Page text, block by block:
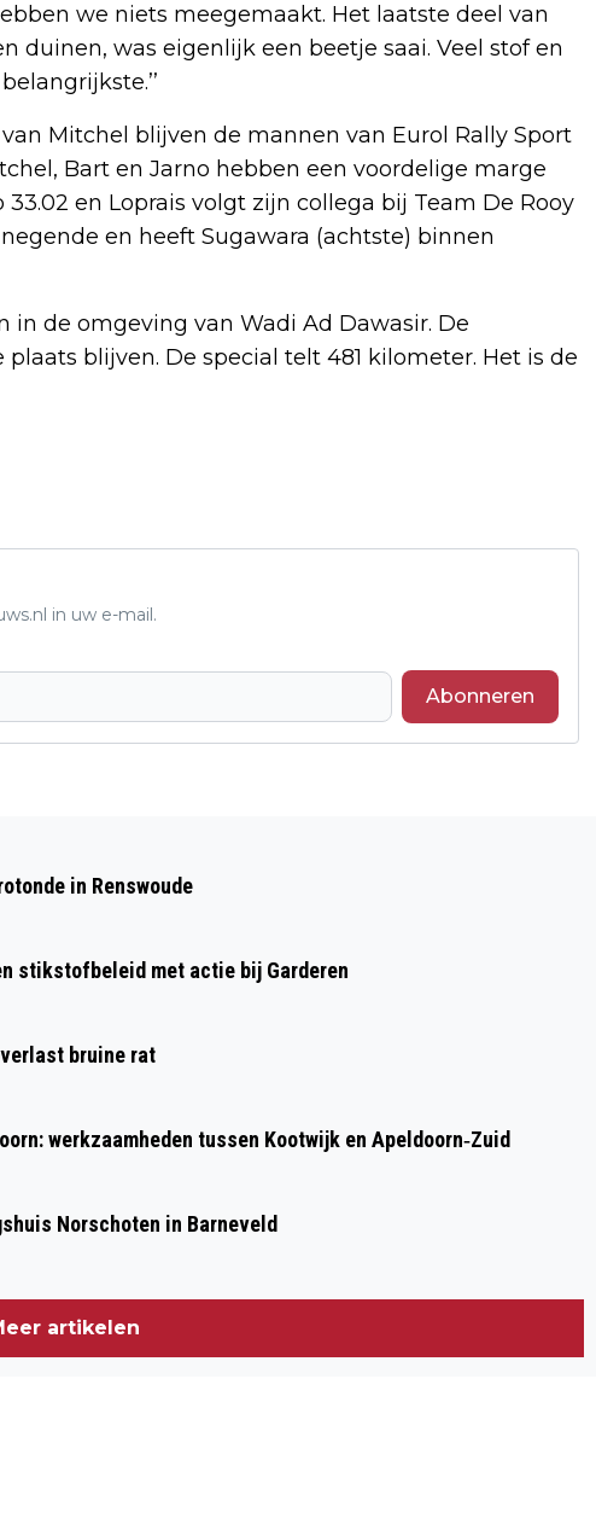
we niets meegemaakt. Het laatste deel van
duinen, was eigenlijk een beetje saai. Veel stof en
Mitchel blijven de mannen van Eurol Rally Sport
Bart en Jarno hebben een voordelige marge
en Loprais volgt zijn collega bij Team De Rooy
en heeft Sugawara (achtste) binnen
de omgeving van Wadi Ad Dawasir. De
blijven. De special telt 481 kilometer. Het is de
in uw e-mail.
Abonneren
SCHIJNWERPERS BIJ PRIJSUITREIKING
KERNHEM
in Renswoude
stikstofbeleid met actie bij Garderen
bruine rat
werkzaamheden tussen Kootwijk en Apeldoorn‐Zuid
Norschoten in Barneveld
artikelen